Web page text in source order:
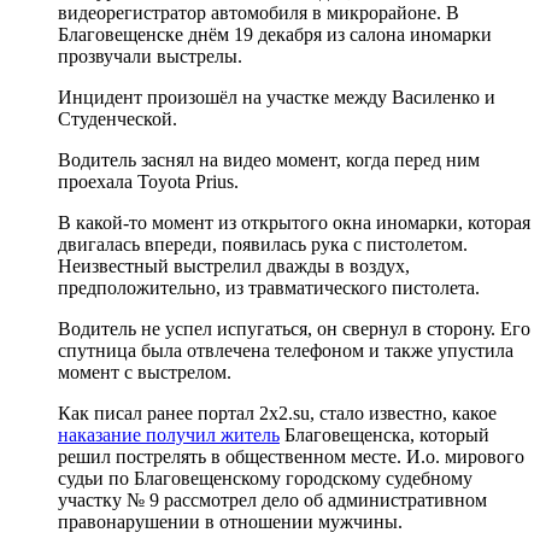
видеорегистратор автомобиля в микрорайоне. В
Благовещенске днём 19 декабря из салона иномарки
прозвучали выстрелы.
Инцидент произошёл на участке между Василенко и
Студенческой.
Водитель заснял на видео момент, когда перед ним
проехала Toyota Prius.
В какой-то момент из открытого окна иномарки, которая
двигалась впереди, появилась рука с пистолетом.
Неизвестный выстрелил дважды в воздух,
предположительно, из травматического пистолета.
Водитель не успел испугаться, он свернул в сторону. Его
спутница была отвлечена телефоном и также упустила
момент с выстрелом.
Как писал ранее портал 2х2.su, стало известно, какое
наказание получил житель Благовещенска, который
решил пострелять в общественном месте. И.о. мирового
судьи по Благовещенскому городскому судебному
участку № 9 рассмотрел дело об административном
правонарушении в отношении мужчины.